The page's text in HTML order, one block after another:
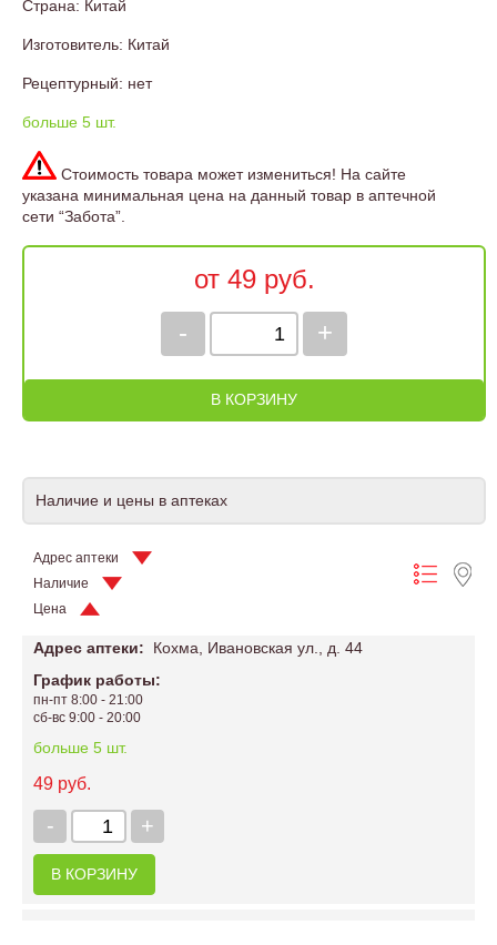
Страна: Китай
Изготовитель: Китай
Рецептурный: нет
больше 5 шт.
Стоимость товара может измениться! На сайте
указана минимальная цена на данный товар в аптечной
сети “Забота”.
от 49 руб.
+
-
В КОРЗИНУ
Наличие и цены в аптеках
Адрес аптеки
Наличие
Цена
Адрес аптеки:
Кохма, Ивановская ул., д. 44
График работы:
пн-пт 8:00 - 21:00
сб-вс 9:00 - 20:00
больше 5 шт.
49 руб.
+
-
В КОРЗИНУ